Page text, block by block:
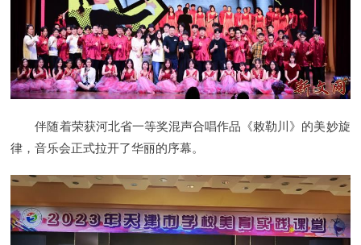
伴随着荣获河北省一等奖混声合唱作品《敕勒川》的美妙旋
律，音乐会正式拉开了华丽的序幕。